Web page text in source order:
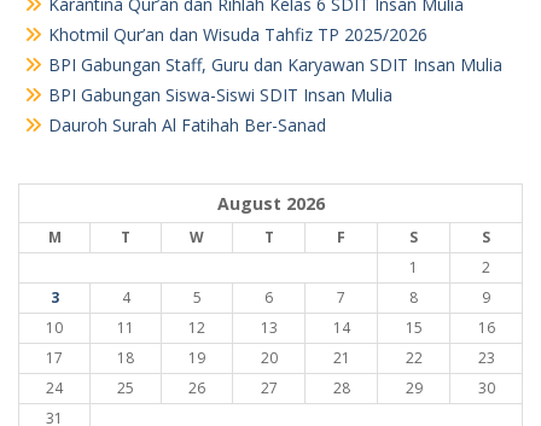
Khotmil Qur’an dan Wisuda Tahfiz TP 2025/2026
BPI Gabungan Staff, Guru dan Karyawan SDIT Insan Mulia
BPI Gabungan Siswa-Siswi SDIT Insan Mulia
Dauroh Surah Al Fatihah Ber-Sanad
August 2026
M T W T F S
S
1
2
3
4 5 6 7 8
9
10
11 12 13 14 15
16
17
18 19 20 21 22
23
24
25 26 27 28 29
30
31